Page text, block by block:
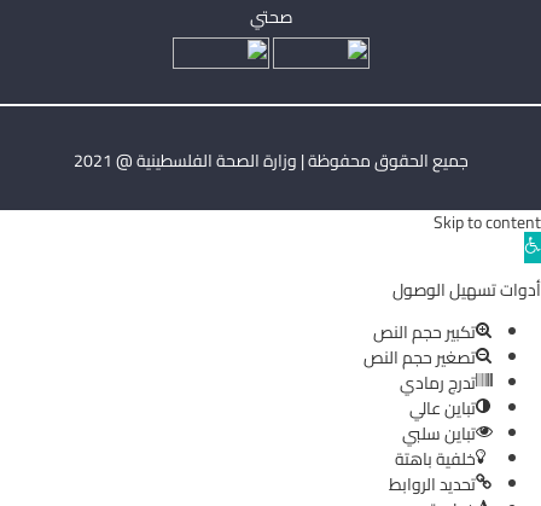
صحتي
جميع الحقوق محفوظة | وزارة الصحة الفلسطينية @ 2021
Skip to content
Open
toolbar
أدوات تسهيل الوصول
تكبير حجم النص
تصغير حجم النص
تدرج رمادي
تباين عالي
تباين سلبي
خلفية باهتة
تحديد الروابط